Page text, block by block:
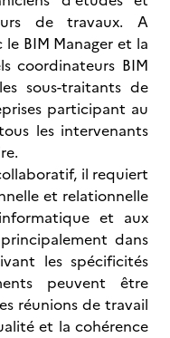
de travaux. A
BIM Manager et la
coordinateurs BIM
sous-traitants de
participant au
les intervenants
il requiert
et relationnelle
et aux
dans
les spécificités
peuvent être
réunions de travail
et la cohérence